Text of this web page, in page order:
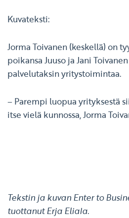
Kuvateksti:
Jorma Toivanen (keskellä) on
poikansa Juuso ja Jani
palvelutaksin yritystoimintaa.
– Parempi luopua yrityksestä
itse vielä kunnossa, Jorma
Tekstin ja kuvan Enter to
tuottanut Erja Eliala.